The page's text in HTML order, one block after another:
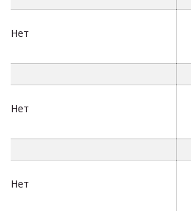
Нет
Нет
Нет